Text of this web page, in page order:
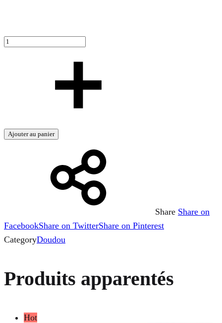
Ajouter au panier
Share Share on
FacebookShare on TwitterShare on Pinterest
CategoryDoudou
Produits apparentés
Hot